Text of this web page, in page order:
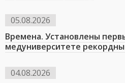
05.08.2026
Времена. Установлены
медуниверситете
04.08.2026